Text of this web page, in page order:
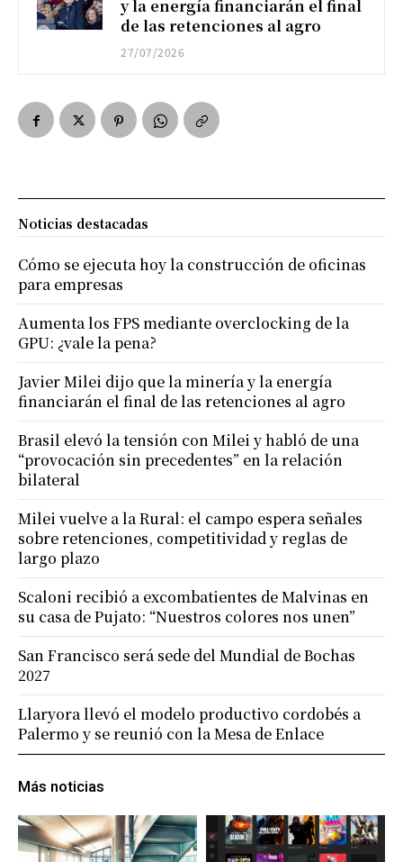
y la energía financiarán el final
de las retenciones al agro
27/07/2026
Más noticias
Noticias destacadas
Cómo se ejecuta hoy la construcción de oficinas
para empresas
Aumenta los FPS mediante overclocking de la
GPU: ¿vale la pena?
Javier Milei dijo que la minería y la energía
financiarán el final de las retenciones al agro
Brasil elevó la tensión con Milei y habló de una
“provocación sin precedentes” en la relación
bilateral
Milei vuelve a la Rural: el campo espera señales
sobre retenciones, competitividad y reglas de
largo plazo
Scaloni recibió a excombatientes de Malvinas en
su casa de Pujato: “Nuestros colores nos unen”
San Francisco será sede del Mundial de Bochas
2027
Llaryora llevó el modelo productivo cordobés a
Palermo y se reunió con la Mesa de Enlace